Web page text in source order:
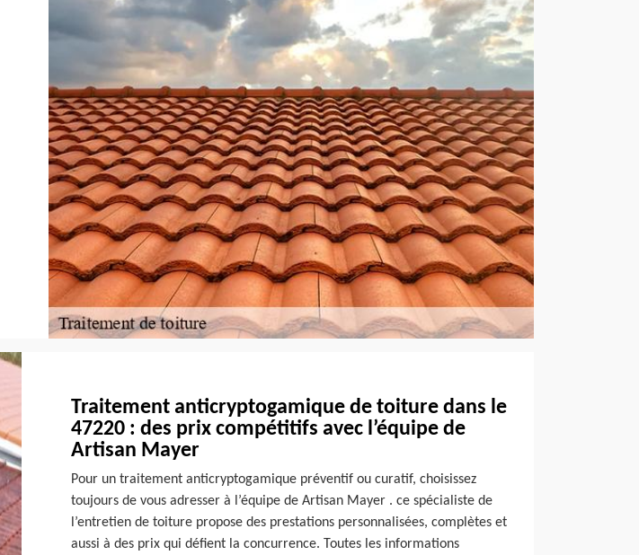
Traitement anticryptogamique de toiture dans le
47220 : des prix compétitifs avec l’équipe de
Artisan Mayer
Pour un traitement anticryptogamique préventif ou curatif, choisissez
toujours de vous adresser à l’équipe de Artisan Mayer . ce spécialiste de
l’entretien de toiture propose des prestations personnalisées, complètes et
aussi à des prix qui défient la concurrence. Toutes les informations